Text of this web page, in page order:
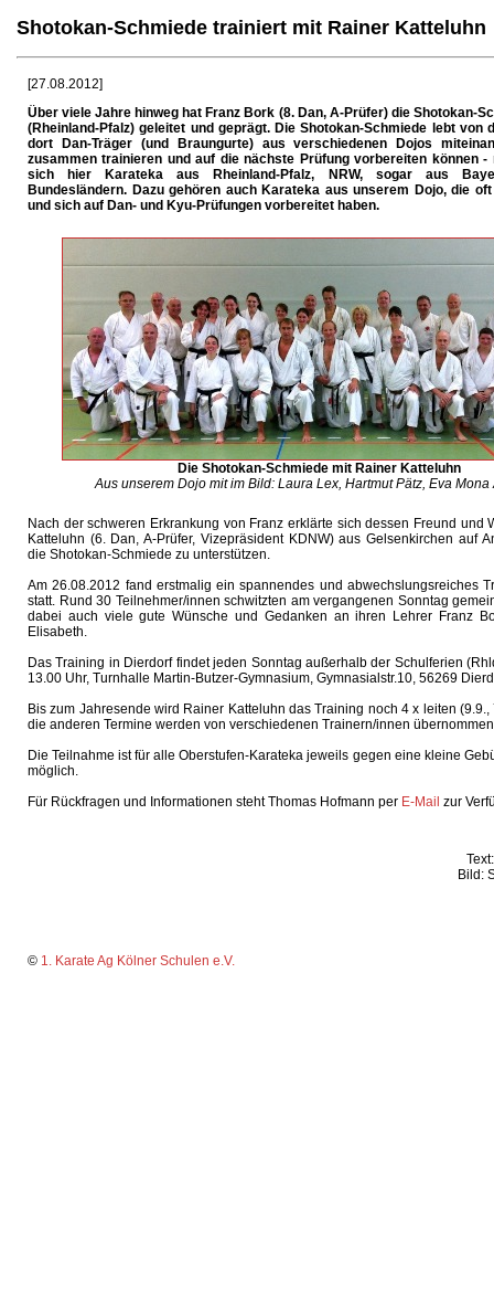
Shotokan-Schmiede trainiert mit Rainer Katteluhn
[27.08.2012]
Über viele Jahre hinweg hat Franz Bork (8. Dan, A-Prüfer) die Shotokan-
(Rheinland-Pfalz) geleitet und geprägt. Die Shotokan-Schmiede lebt von
dort Dan-Träger (und Braungurte) aus verschiedenen Dojos
zusammen trainieren und auf die nächste Prüfung vorbereiten können -
sich hier Karateka aus Rheinland-Pfalz, NRW, sogar aus
Bundesländern. Dazu gehören auch Karateka aus unserem Dojo, die
und sich auf Dan- und Kyu-Prüfungen vorbereitet haben.
Die Shotokan-Schmiede mit Rainer Katteluhn
Aus unserem Dojo mit im Bild: Laura Lex, Hartmut Pätz, Eva Mona
Nach der schweren Erkrankung von Franz erklärte sich dessen Freund und
Katteluhn (6. Dan, A-Prüfer, Vizepräsident KDNW) aus Gelsenkirchen auf
die Shotokan-Schmiede zu unterstützen.
Am 26.08.2012 fand erstmalig ein spannendes und abwechslungsreiches
statt. Rund 30 Teilnehmer/innen schwitzten am vergangenen Sonntag
dabei auch viele gute Wünsche und Gedanken an ihren Lehrer Franz
Elisabeth.
Das Training in Dierdorf findet jeden Sonntag außerhalb der Schulferien
13.00 Uhr, Turnhalle Martin-Butzer-Gymnasium, Gymnasialstr.10, 56269
Bis zum Jahresende wird Rainer Katteluhn das Training noch 4 x leiten (9.9.,
die anderen Termine werden von verschiedenen Trainern/innen
Die Teilnahme ist für alle Oberstufen-Karateka jeweils gegen eine kleine
möglich.
Für Rückfragen und Informationen steht Thomas Hofmann per E-Mail zur
Bild:
© 1. Karate Ag Kölner Schulen e.V.